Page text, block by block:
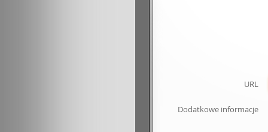
URL
Dodatkowe informacje